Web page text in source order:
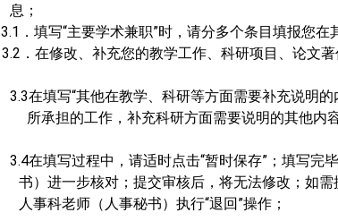
息；
3.1 ．填写“主要学术兼职”时，请分多个条目填报您
3.2 ．在修改、补充您的教学工作、科研项目、论文
3.3在填写“其他在教学、科研等方面需要补充说明
所承担的工作，补充科研方面需要说明的其他内
3.4在填写过程中，请适时点击“暂时保存”；填写完
书）进一步核对；提交审核后，将无法修改；如
人事科老师（人事秘书）执行“退回”操作；